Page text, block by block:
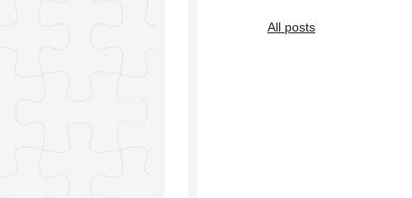
All posts